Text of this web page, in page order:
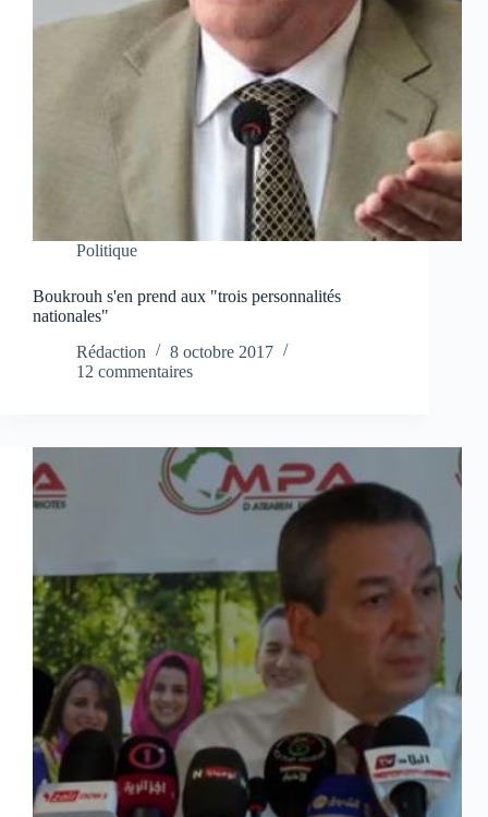
Politique
Boukrouh s'en prend aux "trois personnalités
nationales"
Rédaction
8 octobre 2017
12 commentaires